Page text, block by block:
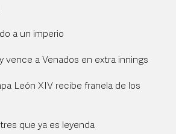
a un imperio
vence a Venados en extra innings
León XIV recibe franela de los
que ya es leyenda